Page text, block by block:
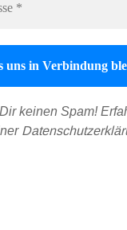
keinen Spam!